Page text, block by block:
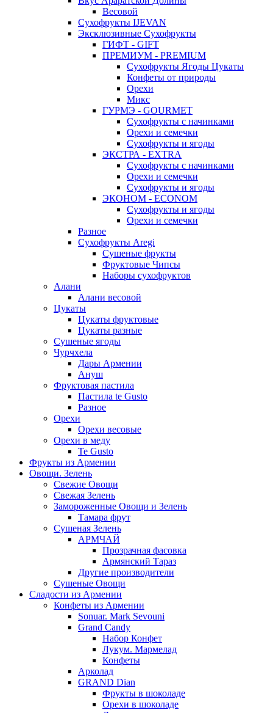
Весовой
Сухофрукты IJEVAN
Эксклюзивные Сухофрукты
ГИФТ - GIFT
ПРЕМИУМ - PREMIUM
Сухофрукты Ягоды Цукаты
Конфеты от природы
Орехи
Микс
ГУРМЭ - GOURMET
Сухофрукты с начинками
Орехи и семечки
Сухофрукты и ягоды
ЭКСТРА - EXTRA
Сухофрукты с начинками
Орехи и семечки
Сухофрукты и ягоды
ЭКОНОМ - ECONOM
Сухофрукты и ягоды
Орехи и семечки
Разное
Сухофрукты Aregi
Сушеные фрукты
Фруктовые Чипсы
Наборы сухофруктов
Алани
Алани весовой
Цукаты
Цукаты фруктовые
Цукаты разные
Сушеные ягоды
Чурчхела
Дары Армении
Ануш
Фруктовая пастила
Пастила te Gusto
Разное
Орехи
Орехи весовые
Орехи в меду
Te Gusto
Фрукты из Армении
Овощи. Зелень
Свежие Овощи
Свежая Зелень
Замороженные Овощи и Зелень
Тамара фрут
Сушеная Зелень
АРМЧАЙ
Прозрачная фасовка
Армянский Тараз
Другие производители
Сушеные Овощи
Сладости из Армении
Конфеты из Армении
Sonuar. Mark Sevouni
Grand Candy
Набор Конфет
Лукум. Мармелад
Конфеты
Арколад
GRAND Dian
Фрукты в шоколаде
Орехи в шоколаде